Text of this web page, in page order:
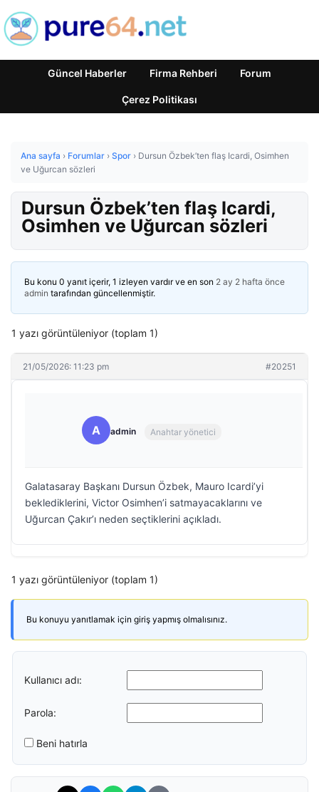
Güncel Haberler Firma Rehberi Forum
Çerez Politikası
Ana sayfa › Forumlar › Spor › Dursun Özbek’ten flaş Icardi, Osimhen
ve Uğurcan sözleri
Dursun Özbek’ten flaş Icardi,
Osimhen ve Uğurcan sözleri
Bu konu 0 yanıt içerir, 1 izleyen vardır ve en son 2 ay 2 hafta önce
admin tarafından güncellenmiştir.
1 yazı görüntüleniyor (toplam 1)
21/05/2026: 11:23 pm #20251
A admin Anahtar yönetici
Galatasaray Başkanı Dursun Özbek, Mauro Icardi’yi
beklediklerini, Victor Osimhen’i satmayacaklarını ve
Uğurcan Çakır’ı neden seçtiklerini açıkladı.
1 yazı görüntüleniyor (toplam 1)
Bu konuyu yanıtlamak için giriş yapmış olmalısınız.
Kullanıcı adı:
Parola:
Beni hatırla